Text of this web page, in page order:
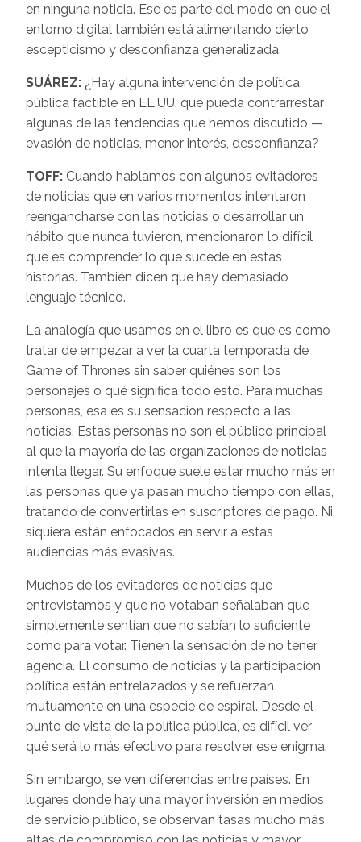
en ninguna noticia. Ese es parte del modo en que el
entorno digital también está alimentando cierto
escepticismo y desconfianza generalizada.
SUÁREZ: ¿Hay alguna intervención de política
pública factible en EE.UU. que pueda contrarrestar
algunas de las tendencias que hemos discutido —
evasión de noticias, menor interés, desconfianza?
TOFF: Cuando hablamos con algunos evitadores
de noticias que en varios momentos intentaron
reengancharse con las noticias o desarrollar un
hábito que nunca tuvieron, mencionaron lo difícil
que es comprender lo que sucede en estas
historias. También dicen que hay demasiado
lenguaje técnico.
La analogía que usamos en el libro es que es como
tratar de empezar a ver la cuarta temporada de
Game of Thrones sin saber quiénes son los
personajes o qué significa todo esto. Para muchas
personas, esa es su sensación respecto a las
noticias. Estas personas no son el público principal
al que la mayoría de las organizaciones de noticias
intenta llegar. Su enfoque suele estar mucho más en
las personas que ya pasan mucho tiempo con ellas,
tratando de convertirlas en suscriptores de pago. Ni
siquiera están enfocados en servir a estas
audiencias más evasivas.
Muchos de los evitadores de noticias que
entrevistamos y que no votaban señalaban que
simplemente sentían que no sabían lo suficiente
como para votar. Tienen la sensación de no tener
agencia. El consumo de noticias y la participación
política están entrelazados y se refuerzan
mutuamente en una especie de espiral. Desde el
punto de vista de la política pública, es difícil ver
qué será lo más efectivo para resolver ese enigma.
Sin embargo, se ven diferencias entre países. En
lugares donde hay una mayor inversión en medios
de servicio público, se observan tasas mucho más